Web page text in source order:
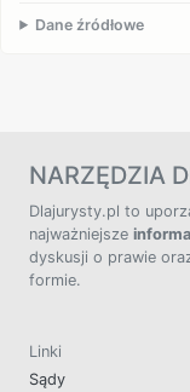
Dane źródłowe
NARZĘDZIA
Dlajurysty.pl to
najważniejsze
dyskusji o prawie
formie.
Linki
Sądy